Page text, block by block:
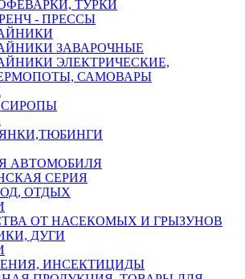
ТУРКИ
- ПРЕССЫ
ЗАВАРОЧНЫЕ
ЭЛЕКТРИЧЕСКИЕ,
САМОВАРЫ
СИРОПЫ
АВТОМОБИЛЯ
СЕРИЯ
ОТДЫХ
ОТ НАСЕКОМЫХ И ГРЫЗУНОВ
ДУГИ
ИНСЕКТИЦИДЫ